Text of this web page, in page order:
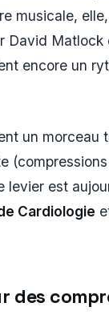
musicale,
David
encore un
un
est
Cardiologie
des